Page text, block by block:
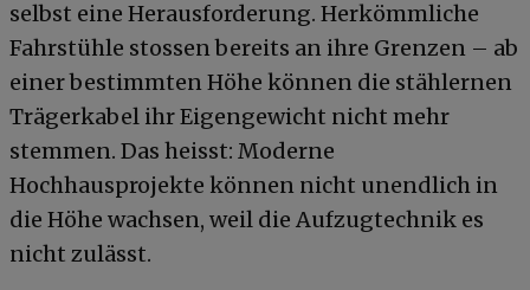
selbst eine Herausforderung. Herkömmliche
Fahrstühle stossen bereits an ihre Grenzen – ab
einer bestimmten Höhe können die stählernen
Trägerkabel ihr Eigengewicht nicht mehr
stemmen. Das heisst: Moderne
Hochhausprojekte können nicht unendlich in
die Höhe wachsen, weil die Aufzugtechnik es
nicht zulässt.